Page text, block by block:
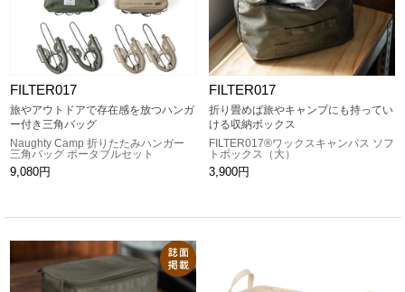
FILTER017
旅やアウトドアで存在感を放つハンガ
ー付き三角バッグ
Naughty Camp 折りたたみハンガー
三角バッグ ポータブルセット
9,080円
FILTER017
折り畳めば旅やキャンプにも持ってい
ける収納ボックス
FILTER017®ワックスキャンバス ソフ
トボックス（大）
3,900円